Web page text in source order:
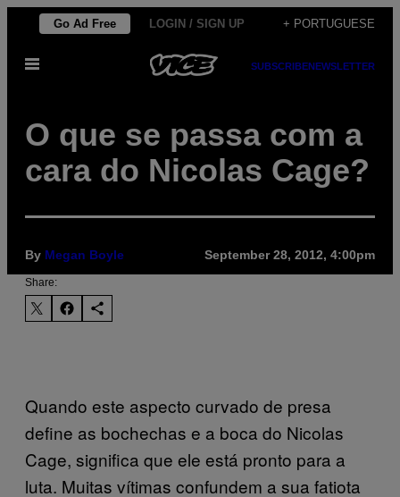
Skip
content
Go Ad Free LOGIN / SIGN UP + PORTUGUESE
Open
SUBSCRIBENEWSLETTER
O que se passa com a
cara do Nicolas Cage?
By Megan Boyle September 28, 2012, 4:00pm
Share:
Quando este aspecto curvado de presa
define as bochechas e a boca do Nicolas
Cage, significa que ele está pronto para a
luta. Muitas vítimas confundem a sua fatiota